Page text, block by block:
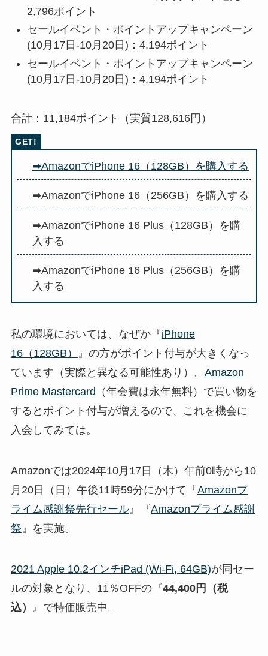
2,796ポイント
セールイベント・ポイントアップキャンペーン
(10月17日-10月20日)：4,194ポイント
セールイベント・ポイントアップキャンペーン
(10月17日-10月20日)：4,194ポイント
合計：11,184ポイント（実質128,616円）
➡AmazonでiPhone 16（128GB）を購入する
➡AmazonでiPhone 16（256GB）を購入する
➡AmazonでiPhone 16 Plus（128GB）を購
入する
➡AmazonでiPhone 16 Plus（256GB）を購
入する
私の環境においては、なぜか『iPhone
16（128GB）
』の方がポイント付与が大きくなっ
ています（実際と異なる可能性あり）。 Amazon
Prime Mastercard （年会費は永年無料）で買い物を
するとポイント付与が増えるので、これを機会に
入会してみては。
Amazonでは2024年10月17日（木）午前0時から10
月20日（日）午後11時59分にかけて『Amazonプ
ライム感謝祭先行セール』『Amazonプライム感謝
祭』を実施。
2021 Apple 10.2インチiPad (Wi-Fi, 64GB)が同セー
ルの対象となり、11％OFFの『44,400円（税
込）
』で特価販売中。